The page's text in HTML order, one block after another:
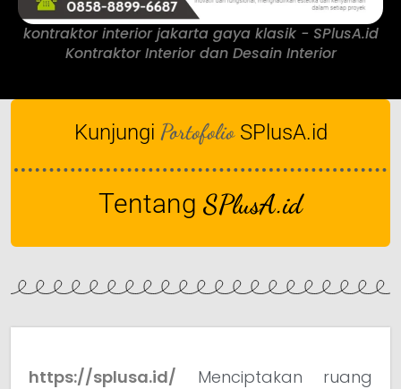
kontraktor interior jakarta gaya klasik - SPlusA.id
Kontraktor Interior dan Desain Interior
Kunjungi Portofolio SPlusA.id
Tentang SPlusA.id
https://splusa.id/ Menciptakan ruang